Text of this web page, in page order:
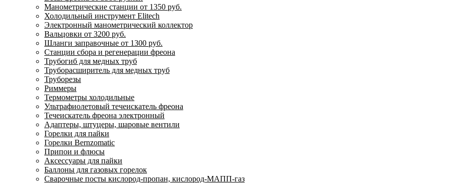
Манометрические станции от 1350 руб.
Холодильный инструмент Elitech
Электронный манометрический коллектор
Вальцовки от 3200 руб.
Шланги заправочные от 1300 руб.
Станции сбора и регенерации фреона
Трубогиб для медных труб
Труборасширитель для медных труб
Труборезы
Риммеры
Термометры холодильные
Ультрафиолетовый течеискатель фреона
Течеискатель фреона электронный
Адаптеры, штуцеры, шаровые вентили
Горелки для пайки
Горелки Bernzomatic
Припои и флюсы
Аксессуары для пайки
Баллоны для газовых горелок
Сварочные посты кислород-пропан, кислород-МАПП-газ